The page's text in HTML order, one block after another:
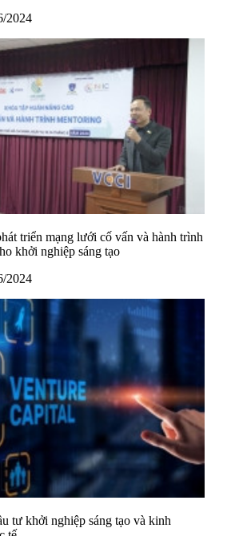
2024
triển mạng lưới cố vấn và hành trình
khởi nghiệp sáng tạo
2024
tư khởi nghiệp sáng tạo và kinh